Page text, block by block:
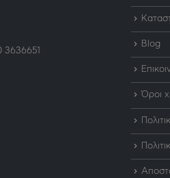
3636651
Blog
Όροι